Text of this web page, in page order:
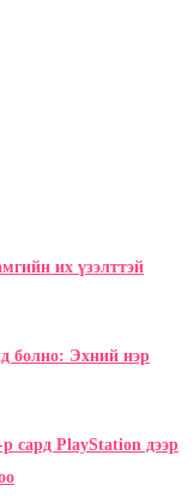
их үзэлттэй
болно: Эхний нэр
сард PlayStation дээр